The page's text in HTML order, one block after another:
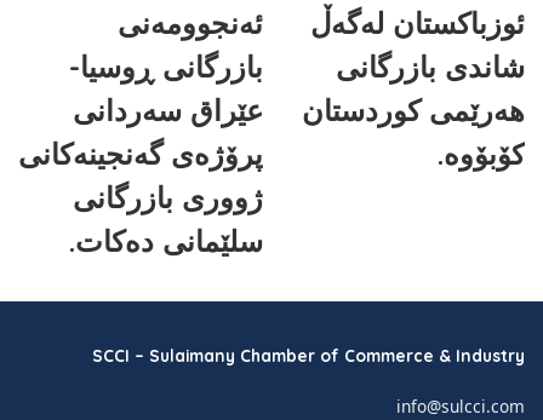
ئوزباکستان لەگەڵ
شاندی بازرگانی
هەرێمی کوردستان
کۆبۆوە.
ئەنجوومەنی
بازرگانی ڕوسیا-
عێراق سەردانی
پرۆژەی گەنجینەکانی
ژووری بازرگانی
سلێمانی دەکات.
SCCI – Sulaimany Chamber of Commerce & Industry
info@sulcci.com